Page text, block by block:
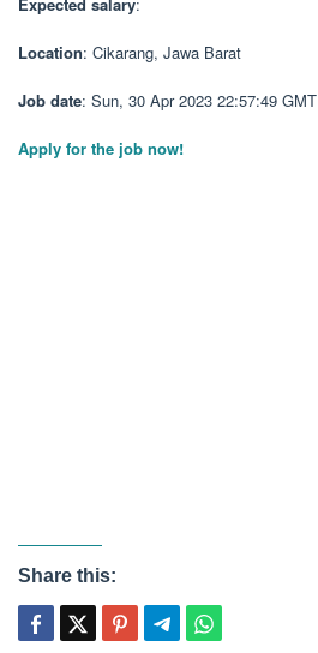
Location: Cikarang, Jawa Barat
Job date: Sun, 30 Apr 2023 22:57:49 GMT
Apply for the job now!
Share this: